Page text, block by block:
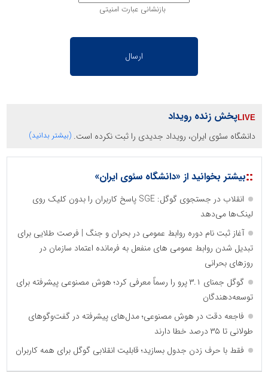
بازنشانی عبارت امنیتی
پخش زنده رویداد
دانشگاه سئوی ایران، رویداد جدیدی را ثبت نکرده است. (بیشتر بدانید)
::بیشتر بخوانید از «دانشگاه سئوی ایران»
انقلاب در جستجوی گوگل: SGE پاسخ کاربران را بدون کلیک روی
لینک‌ها می‌دهد
آغاز ثبت نام دوره روابط عمومی در بحران و جنگ | فرصت طلایی برای
تبدیل شدن روابط عمومی های منفعل به فرمانده اعتماد سازمان در
روزهای بحرانی
گوگل جمنای ۳.۱ پرو را رسماً معرفی کرد؛ هوش مصنوعی پیشرفته برای
توسعه‌دهندگان
فاجعه دقت در هوش مصنوعی؛ مدل‌های پیشرفته در گفت‌وگوهای
طولانی تا ۳۵ درصد خطا دارند
فقط با حرف زدن جدول بسازید؛ قابلیت انقلابی گوگل برای همه کاربران